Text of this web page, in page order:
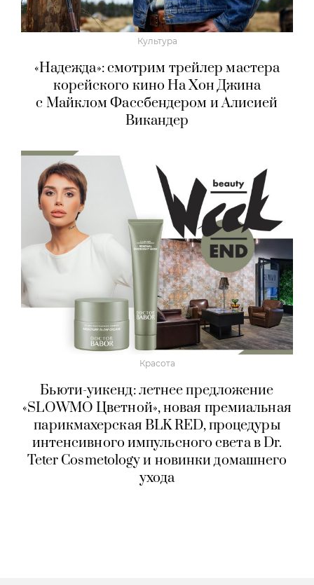
Культура
«Надежда»: смотрим трейлер мастера
корейского кино На Хон Джина
с Майклом Фассбендером и Алисией
Викандер
Красота
Бьюти-уикенд: летнее предложение
«SLOWMO Цветной», новая премиальная
парикмахерская BLK RED, процедуры
интенсивного импульсного света в Dr.
Teter Cosmetology и новинки домашнего
ухода